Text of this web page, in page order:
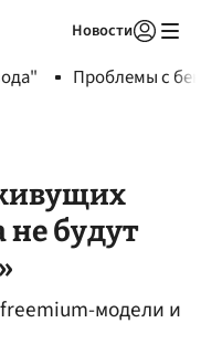
Новости
Проблемы с
будут
модели и